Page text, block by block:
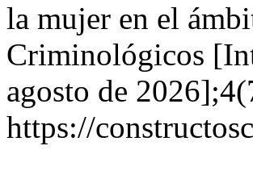
la mujer en el
Criminológicos
agosto de
https://